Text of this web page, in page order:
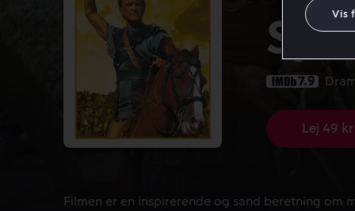
7.9
Lej 49 kr
Filmen er en inspirerende og sand beretning
Filmen er en inspirerende og sand beretning om
Vis